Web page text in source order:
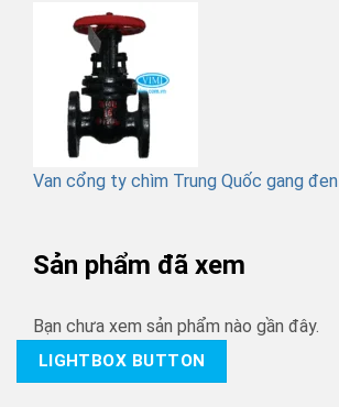
Van cổng ty chìm Trung Quốc gang đen
Sản phẩm đã xem
Bạn chưa xem sản phẩm nào gần đây.
LIGHTBOX BUTTON